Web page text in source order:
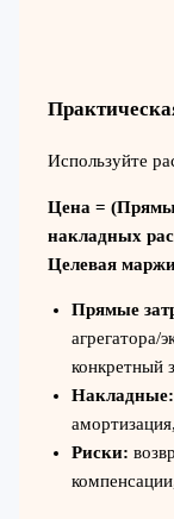
Используйте
Цена =
накладных
Целевая
Прямые
агрегатора/
конкретный
Накладные:
Риски: